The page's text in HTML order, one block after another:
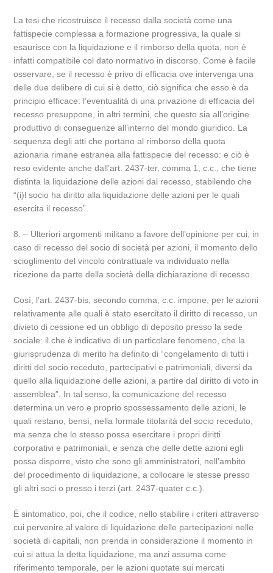
La tesi che ricostruisce il recesso dalla società come una
fattispecie complessa a formazione progressiva, la quale si
esaurisce con la liquidazione e il rimborso della quota, non è
infatti compatibile col dato normativo in discorso. Come è facile
osservare, se il recesso è privo di efficacia ove intervenga una
delle due delibere di cui si è detto, ciò significa che esso è da
principio efficace: l’eventualità di una privazione di efficacia del
recesso presuppone, in altri termini, che questo sia all’origine
produttivo di conseguenze all’interno del mondo giuridico. La
sequenza degli atti che portano al rimborso della quota
azionaria rimane estranea alla fattispecie del recesso: e ciò è
reso evidente anche dall’art. 2437-ter, comma 1, c.c., che tiene
distinta la liquidazione delle azioni dal recesso, stabilendo che
“(i)l socio ha diritto alla liquidazione delle azioni per le quali
esercita il recesso”.
8. – Ulteriori argomenti militano a favore dell’opinione per cui, in
caso di recesso del socio di società per azioni, il momento dello
scioglimento del vincolo contrattuale va individuato nella
ricezione da parte della società della dichiarazione di recesso.
Così, l’art. 2437-bis, secondo comma, c.c. impone, per le azioni
relativamente alle quali è stato esercitato il diritto di recesso, un
divieto di cessione ed un obbligo di deposito presso la sede
sociale: il che è indicativo di un particolare fenomeno, che la
giurisprudenza di merito ha definito di “congelamento di tutti i
diritti del socio receduto, partecipativi e patrimoniali, diversi da
quello alla liquidazione delle azioni, a partire dal diritto di voto in
assemblea”. In tal senso, la comunicazione del recesso
determina un vero e proprio spossessamento delle azioni, le
quali restano, bensì, nella formale titolarità del socio receduto,
ma senza che lo stesso possa esercitare i propri diritti
corporativi e patrimoniali, e senza che delle dette azioni egli
possa disporre, visto che sono gli amministratori, nell’ambito
del procedimento di liquidazione, a collocare le stesse presso
gli altri soci o presso i terzi (art. 2437-quater c.c.).
È sintomatico, poi, che il codice, nello stabilire i criteri attraverso
cui pervenire al valore di liquidazione delle partecipazioni nelle
società di capitali, non prenda in considerazione il momento in
cui si attua la detta liquidazione, ma anzi assuma come
riferimento temporale, per le azioni quotate sui mercati